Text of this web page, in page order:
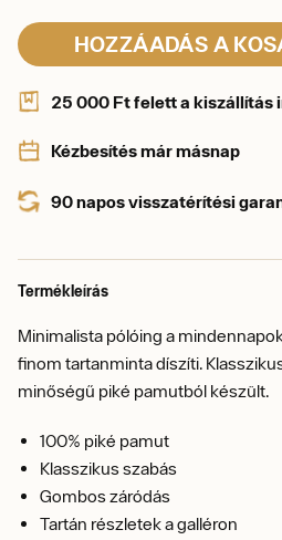
HOZZÁADÁS A
25 000 Ft felett a kiszállítás
Kézbesítés már másnap
90 napos visszatérítési
Termékleírás
Minimalista pólóing a
finom tartanminta díszíti.
minőségű piké pamutból készült.
100% piké pamut
Klasszikus szabás
Gombos záródás
Tartán részletek a galléron